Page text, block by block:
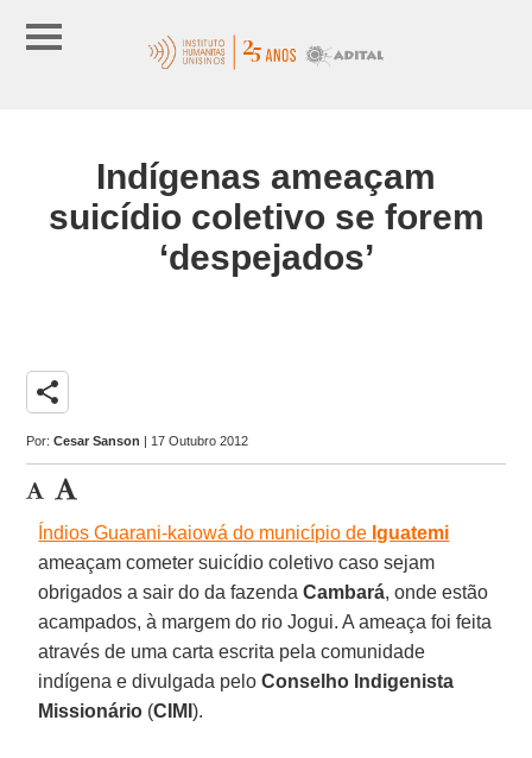
Indígenas ameaçam
suicídio coletivo se forem
‘despejados’
share
Por:Cesar Sanson | 17 Outubro 2012
Índios Guarani-kaiowá do município de Iguatemi
ameaçam cometer suicídio coletivo caso sejam
obrigados a sair do da fazendaCambará, onde estão
acampados, à margem do rio Jogui. A ameaça foi feita
através de uma carta escrita pela comunidade
indígena e divulgada peloConselho Indigenista
Missionário (CIMI).